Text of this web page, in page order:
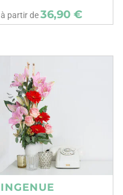
à partir de36,90 €
INGENUE